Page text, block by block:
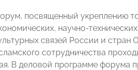
посвященный укреплению
научно-
связей России и стран
сотрудничества
В деловой программе форума